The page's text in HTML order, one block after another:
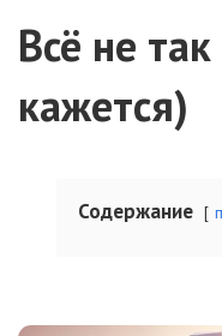
Всё не
кажется)
Содержание